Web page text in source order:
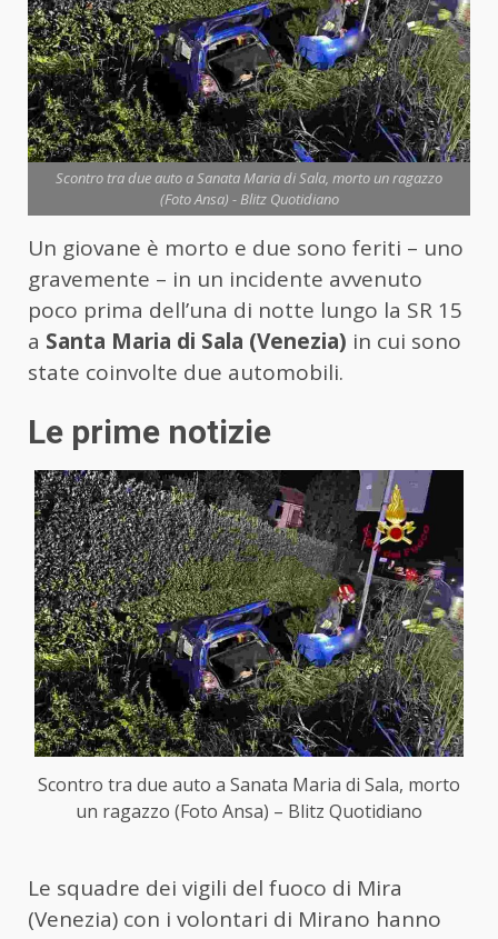
Scontro tra due auto a Sanata Maria di Sala, morto un ragazzo
(Foto Ansa) - Blitz Quotidiano
Un giovane è morto e due sono feriti – uno
gravemente – in un incidente avvenuto
poco prima dell’una di notte lungo la SR 15
a Santa Maria di Sala (Venezia) in cui sono
state coinvolte due automobili.
Le prime notizie
Scontro tra due auto a Sanata Maria di Sala, morto
un ragazzo (Foto Ansa) – Blitz Quotidiano
Le squadre dei vigili del fuoco di Mira
(Venezia) con i volontari di Mirano hanno